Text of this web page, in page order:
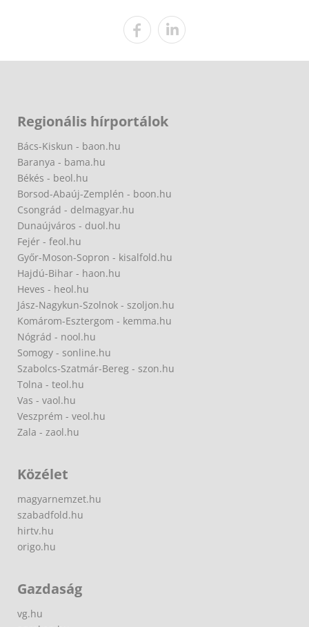
Regionális hírportálok
Bács-Kiskun - baon.hu
Baranya - bama.hu
Békés - beol.hu
Borsod-Abaúj-Zemplén - boon.hu
Csongrád - delmagyar.hu
Dunaújváros - duol.hu
Fejér - feol.hu
Győr-Moson-Sopron - kisalfold.hu
Hajdú-Bihar - haon.hu
Heves - heol.hu
Jász-Nagykun-Szolnok - szoljon.hu
Komárom-Esztergom - kemma.hu
Nógrád - nool.hu
Somogy - sonline.hu
Szabolcs-Szatmár-Bereg - szon.hu
Tolna - teol.hu
Vas - vaol.hu
Veszprém - veol.hu
Zala - zaol.hu
Közélet
magyarnemzet.hu
szabadfold.hu
hirtv.hu
origo.hu
Gazdaság
vg.hu